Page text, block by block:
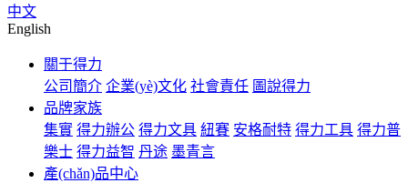
中文
English
關于得力
公司簡介 企業(yè)文化 社會責任 圖說得力
品牌家族
集實 得力辦公 得力文具 紐賽 安格耐特 得力工具 得力普
樂士 得力益智 丹途 墨青言
產(chǎn)品中心